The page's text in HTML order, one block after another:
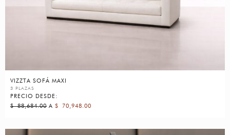
VIZZTA SOFÁ MAXI
3 PLAZAS
PRECIO DESDE:
$88,684.00 A $ 70,948.00